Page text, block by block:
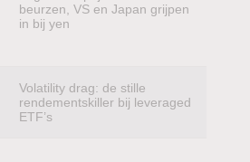
beurzen, VS en Japan grijpen
in bij yen
Volatility drag: de stille
rendementskiller bij leveraged
ETF’s